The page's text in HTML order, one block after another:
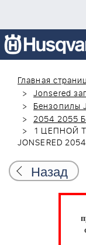
Главная
Jonsered
Бензопилы
2054 2055
1 ЦЕПНОЙ
JONSERED
Назад